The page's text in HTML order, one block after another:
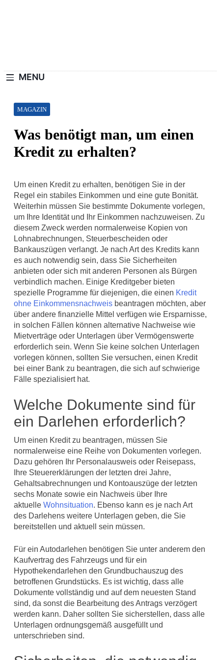
MENU
MAGAZIN
Was benötigt man, um einen
Kredit zu erhalten?
Um einen Kredit zu erhalten, benötigen Sie in der
Regel ein stabiles Einkommen und eine gute Bonität.
Weiterhin müssen Sie bestimmte Dokumente vorlegen,
um Ihre Identität und Ihr Einkommen nachzuweisen. Zu
diesem Zweck werden normalerweise Kopien von
Lohnabrechnungen, Steuerbescheiden oder
Bankauszügen verlangt. Je nach Art des Kredits kann
es auch notwendig sein, dass Sie Sicherheiten
anbieten oder sich mit anderen Personen als Bürgen
verbindlich machen. Einige Kreditgeber bieten
spezielle Programme für diejenigen, die einen Kredit
ohne Einkommensnachweisbeantragen möchten, aber
über andere finanzielle Mittel verfügen wie Ersparnisse,
in solchen Fällen können alternative Nachweise wie
Mietverträge oder Unterlagen über Vermögenswerte
erforderlich sein. Wenn Sie keine solchen Unterlagen
vorlegen können, sollten Sie versuchen, einen Kredit
bei einer Bank zu beantragen, die sich auf schwierige
Fälle spezialisiert hat.
Welche Dokumente sind für
ein Darlehen erforderlich?
Um einen Kredit zu beantragen, müssen Sie
normalerweise eine Reihe von Dokumenten vorlegen.
Dazu gehören Ihr Personalausweis oder Reisepass,
Ihre Steuererklärungen der letzten drei Jahre,
Gehaltsabrechnungen und Kontoauszüge der letzten
sechs Monate sowie ein Nachweis über Ihre
aktuelle Wohnsituation. Ebenso kann es je nach Art
des Darlehens weitere Unterlagen geben, die Sie
bereitstellen und aktuell sein müssen.
Für ein Autodarlehen benötigen Sie unter anderem den
Kaufvertrag des Fahrzeugs und für ein
Hypothekendarlehen den Grundbuchauszug des
betroffenen Grundstücks. Es ist wichtig, dass alle
Dokumente vollständig und auf dem neuesten Stand
sind, da sonst die Bearbeitung des Antrags verzögert
werden kann. Daher sollten Sie sicherstellen, dass alle
Unterlagen ordnungsgemäß ausgefüllt und
unterschrieben sind.